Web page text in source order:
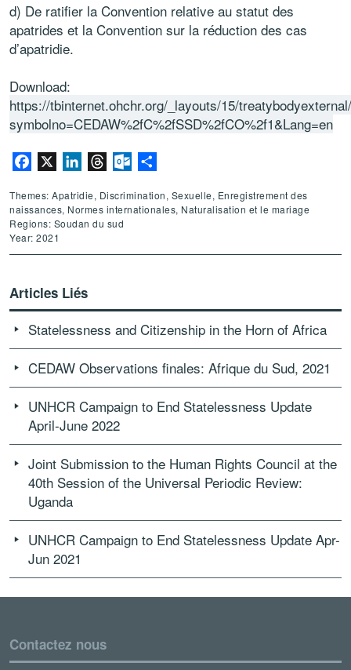
d) De ratifier la Convention relative au statut des
apatrides et la Convention sur la réduction des cas
d’apatridie.
Download:
https://tbinternet.ohchr.org/_layouts/15/
symbolno=CEDAW%2fC%2fSSD%2fCO%2f1&Lang=en
Facebook LinkedInThreadsOutlook.com
Themes: Apatridie, Discrimination, Sexuelle, Enregistrement des
naissances, Normes internationales, Naturalisation et le mariage
Regions: Soudan du sud
Year: 2021
Articles Liés
Statelessness and Citizenship in the Horn of Africa
CEDAW Observations finales: Afrique du Sud, 2021
UNHCR Campaign to End Statelessness Update
April-June 2022
Joint Submission to the Human Rights Council at the
40th Session of the Universal Periodic Review:
Uganda
UNHCR Campaign to End Statelessness Update Apr-
Jun 2021
Contactez nous